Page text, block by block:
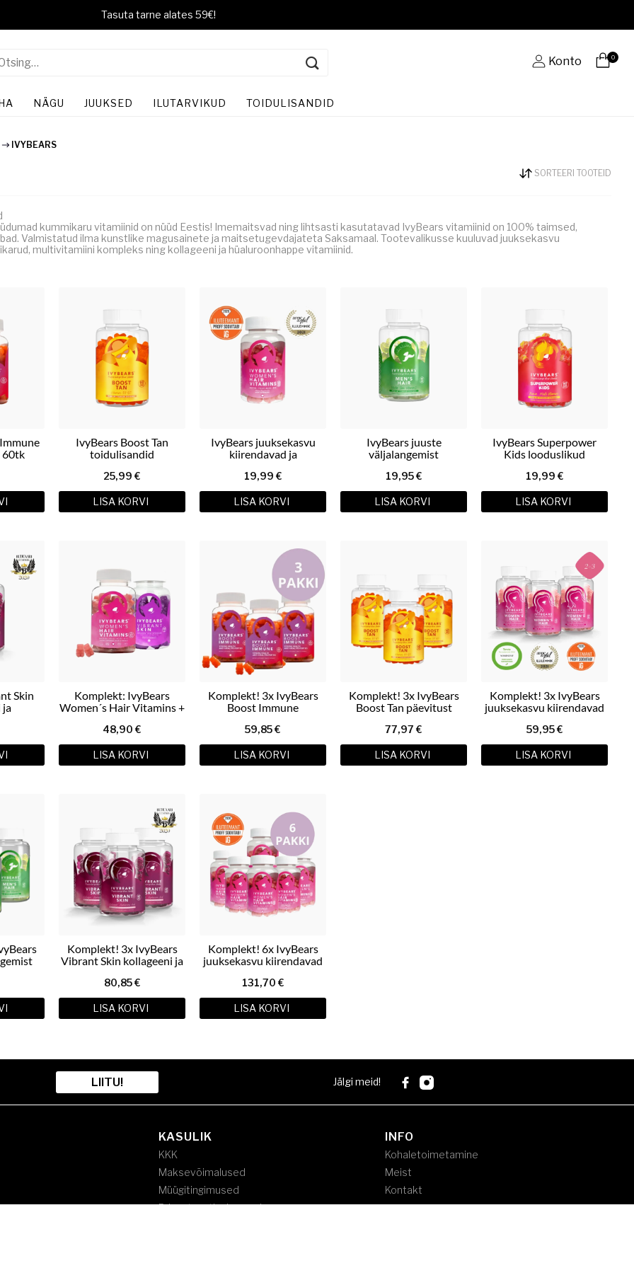
Tasuta tarne alates 59€!
Konto 0
NÄGU JUUKSED ILUTARVIKUD TOIDULISANDID
IVYBEARS
SORTEERI TOOTEID
kummikaru vitamiinid on nüüd Eestis! Imemaitsvad ning lihtsasti kasutatavad IvyBears vitamiinid on 100% taimsed,
Valmistatud ilma kunstlike magusainete ja maitsetugevdajateta Saksamaal. Tootevalikusse kuuluvad juuksekasvu
multivitamiini kompleks ning kollageeni ja hüaluroonhappe vitamiinid.
60tk
IvyBears Boost Tan
toidulisandid
25,99€
LISA KORVI
IvyBears juuksekasvu
kiirendavad ja
vähendavad kummikarud
naistele
19,99 €
LISA KORVI
IvyBears juuste
väljalangemist
meestele 60tk
19,95€
LISA KORVI
IvyBears Superpower
Kids looduslikud
19,99 €
LISA KORVI
Skin
ja
Komplekt: IvyBears
Women´s Hair Vitamins +
2х60tk
48,90€
LISA KORVI
Komplekt! 3x IvyBears
Boost Immune
59,85€
LISA KORVI
Komplekt! 3x IvyBears
Boost Tan päevitust
kaitsev beetakaroteeniga
toidulisand 3x60tk
77,97€
LISA KORVI
Komplekt! 3x IvyBears
juuksekasvu kiirendavad
vähendavad kummikarud
3x60tk
59,95€
LISA KORVI
Komplekt! 3x IvyBears
Vibrant Skin kollageeni ja
kummikarud nahale
3x60tk
80,85€
LISA KORVI
Komplekt! 6x IvyBears
juuksekasvu kiirendavad
vähendavad kummikarud
6x60tk
131,70 €
LISA KORVI
LIITU! Jälgi meid!
KASULIK
KKK
Maksevõimalused
Müügitingimused
Privaatsustingimused
INFO
Kohaletoimetamine
Meist
Kontakt